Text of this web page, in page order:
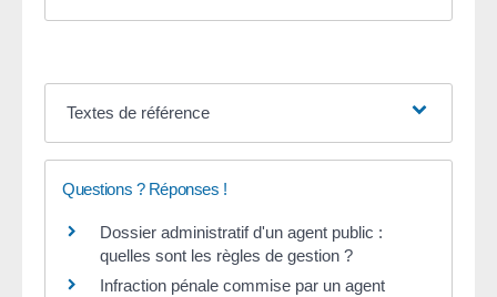
Textes de référence
Questions ? Réponses !
Dossier administratif d'un agent public :
quelles sont les règles de gestion ?
Infraction pénale commise par un agent